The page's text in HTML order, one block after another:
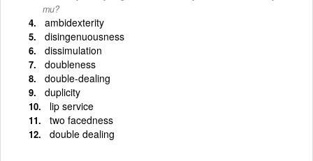
mu?
ambidexterity
disingenuousness
dissimulation
doubleness
double-dealing
duplicity
lip service
two facedness
double dealing